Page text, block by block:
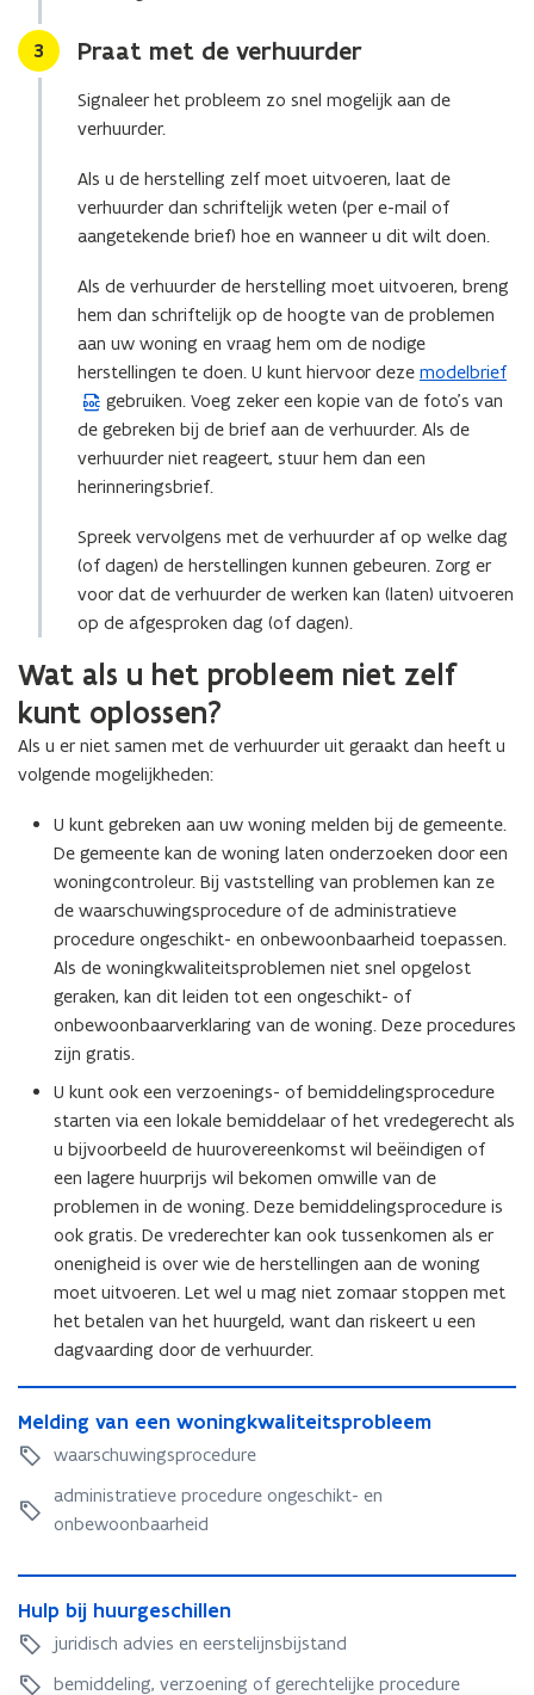
Stap
3 Praat met de verhuurder
Signaleer het probleem zo snel mogelijk aan de
verhuurder.
Als u de herstelling zelf moet uitvoeren, laat de
verhuurder dan schriftelijk weten (per e-mail of
aangetekende brief) hoe en wanneer u dit wilt doen.
Als de verhuurder de herstelling moet uitvoeren, breng
hem dan schriftelijk op de hoogte van de problemen
aan uw woning en vraag hem om de nodige
herstellingen te doen. U kunt hiervoor deze modelbrief
(
W
o
r
e
s
t
d
p
t
i
n
n
i
e
w
e
n
s
t
e
r
)
gebruiken. Voeg zeker een kopie van de foto’s van
de gebreken bij de brief aan de verhuurder. Als de
verhuurder niet reageert, stuur hem dan een
herinneringsbrief.
Spreek vervolgens met de verhuurder af op welke dag
(of dagen) de herstellingen kunnen gebeuren. Zorg er
voor dat de verhuurder de werken kan (laten) uitvoeren
op de afgesproken dag (of dagen).
Wat als u het probleem niet zelf
kunt oplossen?
Als u er niet samen met de verhuurder uit geraakt dan heeft u
volgende mogelijkheden:
U kunt gebreken aan uw woning melden bij de gemeente.
De gemeente kan de woning laten onderzoeken door een
woningcontroleur. Bij vaststelling van problemen kan ze
de waarschuwingsprocedure of de administratieve
procedure ongeschikt- en onbewoonbaarheid toepassen.
Als de woningkwaliteitsproblemen niet snel opgelost
geraken, kan dit leiden tot een ongeschikt- of
onbewoonbaarverklaring van de woning. Deze procedures
zijn gratis.
U kunt ook een verzoenings- of bemiddelingsprocedure
starten via een lokale bemiddelaar of het vredegerecht als
u bijvoorbeeld de huurovereenkomst wil beëindigen of
een lagere huurprijs wil bekomen omwille van de
problemen in de woning. Deze bemiddelingsprocedure is
ook gratis. De vrederechter kan ook tussenkomen als er
onenigheid is over wie de herstellingen aan de woning
moet uitvoeren. Let wel u mag niet zomaar stoppen met
het betalen van het huurgeld, want dan riskeert u een
dagvaarding door de verhuurder.
e
n
v
n
e
e
Melding van een woningkwaliteitsprobleem
M
e
d
g
a
n
e
waarschuwingsprocedure
administratieve procedure ongeschikt- en
onbewoonbaarheid
u
b
Hulp bij huurgeschillen
H
u
p
juridisch advies en eerstelijnsbijstand
bemiddeling, verzoening of gerechtelijke procedure